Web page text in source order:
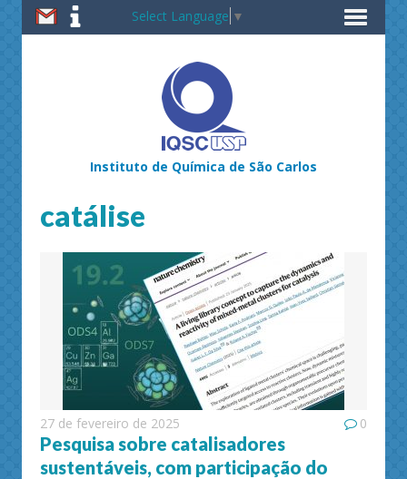
Select Language ▼
Instituto de Química de São Carlos
catálise
27 de fevereiro de 2025 0
Pesquisa sobre catalisadores
sustentáveis, com participação do